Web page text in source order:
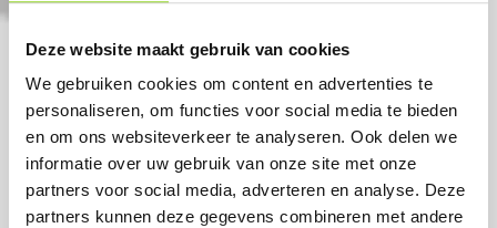
Deze website maakt gebruik van cookies
We gebruiken cookies om content en advertenties te
personaliseren, om functies voor social media te bieden
en om ons websiteverkeer te analyseren. Ook delen we
informatie over uw gebruik van onze site met onze
partners voor social media, adverteren en analyse. Deze
partners kunnen deze gegevens combineren met andere